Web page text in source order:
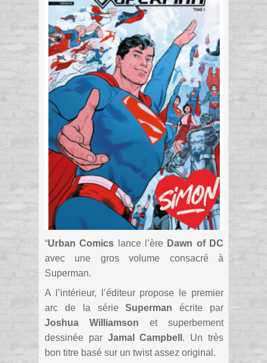
“Urban Comics lance l’ère Dawn of DC
avec une gros volume consacré à
Superman.
A l’intérieur, l’éditeur propose le premier
arc de la sérieSuperman écrite par
Joshua Williamson et superbement
dessinée par Jamal Campbell . Un très
bon titre basé sur un twist assez original.